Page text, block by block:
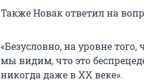
Также Новак ответил на
«Безусловно, на уровне
мы видим, что это
никогда даже в XX веке».